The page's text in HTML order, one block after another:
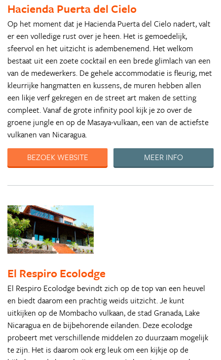
Hacienda Puerta del Cielo
Op het moment dat je Hacienda Puerta del Cielo nadert, valt
er een volledige rust over je heen. Het is gemoedelijk,
sfeervol en het uitzicht is adembenemend. Het welkom
bestaat uit een zoete cocktail en een brede glimlach van een
van de medewerkers. De gehele accommodatie is fleurig, met
kleurrijke hangmatten en kussens, de muren hebben allen
een likje verf gekregen en de street art maken de setting
compleet. Vanaf de grote infinity pool kijk je zo over de
groene jungle en op de Masaya-vulkaan, een van de actiefste
vulkanen van Nicaragua.
BEZOEK WEBSITE
MEER INFO
El Respiro Ecolodge
El Respiro Ecolodge bevindt zich op de top van een heuvel
en biedt daarom een prachtig weids uitzicht. Je kunt
uitkijken op de Mombacho vulkaan, de stad Granada, Lake
Nicaragua en de bijbehorende eilanden. Deze ecolodge
probeert met verschillende middelen zo duurzaam mogelijk
te zijn. Het is daarom ook erg leuk om een kijkje op de